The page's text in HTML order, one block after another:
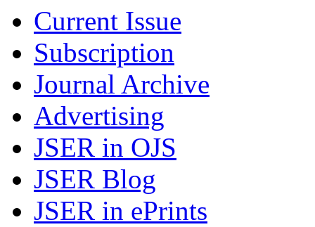
Current Issue
Subscription
Journal Archive
Advertising
JSER in OJS
JSER Blog
JSER in ePrints